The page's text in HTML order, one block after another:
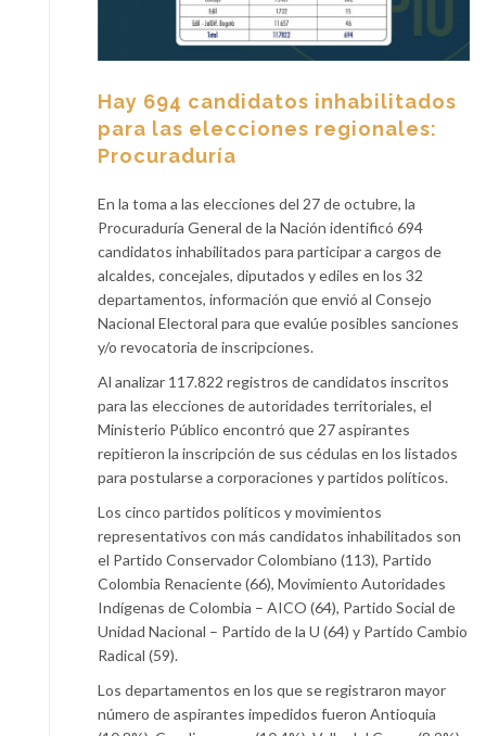
Hay 694 candidatos inhabilitados
para las elecciones regionales:
Procuraduría
En la toma a las elecciones del 27 de octubre, la
Procuraduría General de la Nación identificó 694
candidatos inhabilitados para participar a cargos de
alcaldes, concejales, diputados y ediles en los 32
departamentos, información que envió al Consejo
Nacional Electoral para que evalúe posibles sanciones
y/o revocatoria de inscripciones.
Al analizar 117.822 registros de candidatos inscritos
para las elecciones de autoridades territoriales, el
Ministerio Público encontró que 27 aspirantes
repitieron la inscripción de sus cédulas en los listados
para postularse a corporaciones y partidos políticos.
Los cinco partidos políticos y movimientos
representativos con más candidatos inhabilitados son
el Partido Conservador Colombiano (113), Partido
Colombia Renaciente (66), Movimiento Autoridades
Indígenas de Colombia – AICO (64), Partido Social de
Unidad Nacional – Partido de la U (64) y Partido Cambio
Radical (59).
Los departamentos en los que se registraron mayor
número de aspirantes impedidos fueron Antioquia